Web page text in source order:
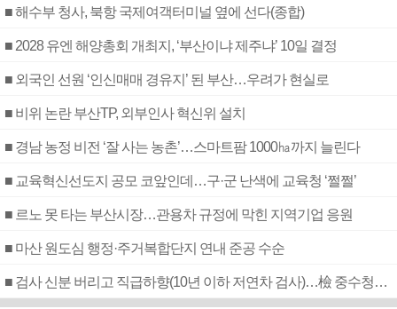
■ 해수부 청사, 북항 국제여객터미널 옆에 선다(종합)
■ 2028 유엔 해양총회 개최지, ‘부산이냐 제주냐’ 10일 결정
■ 외국인 선원 ‘인신매매 경유지’ 된 부산…우려가 현실로
■ 비위 논란 부산TP, 외부인사 혁신위 설치
■ 경남 농정 비전 ‘잘 사는 농촌’…스마트팜 1000㏊까지 늘린다
■ 교육혁신선도지 공모 코앞인데…구·군 난색에 교육청 ‘쩔쩔’
■ 르노 못 타는 부산시장…관용차 규정에 막힌 지역기업 응원
■ 마산 원도심 행정·주거복합단지 연내 준공 수순
■ 검사 신분 버리고 직급하향(10년 이하 저연차 검사)…檢 중수청행 기피